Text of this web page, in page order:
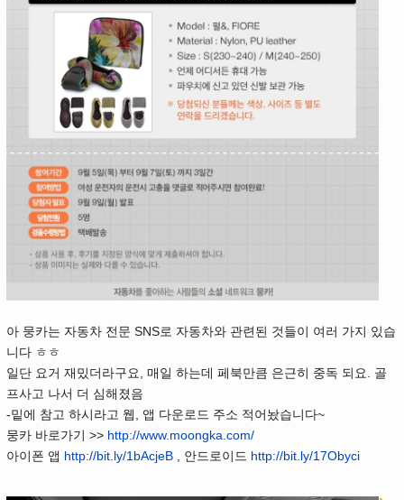
아 뭉카는 자동차 전문 SNS로 자동차와 관련된 것들이 여러 가지 있습
니다 ㅎㅎ
일단 요거 재밌더라구요, 매일 하는데 페북만큼 은근히 중독 되요. 골
프사고 나서 더 심해졌음
-밑에 참고 하시라고 웹, 앱 다운로드 주소 적어놨습니다~
뭉카 바로가기 >> http://www.moongka.com/
아이폰 앱 http://bit.ly/1bAcjeB , 안드로이드 http://bit.ly/17Obyci